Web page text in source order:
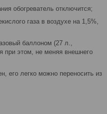
обогреватель отключится;
газа в воздухе на 1,5%,
баллоном (27 л.,
при этом, не меняя внешнего
его легко можно переносить из